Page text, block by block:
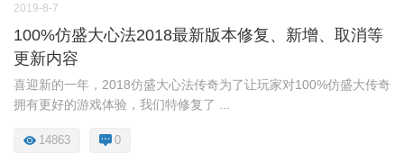
2019-8-7
100%仿盛大心法2018最新版本修复、新增、取消等
更新内容
喜迎新的一年，2018仿盛大心法传奇为了让玩家对100%仿盛大传奇
拥有更好的游戏体验，我们特修复了 ...
14863 0